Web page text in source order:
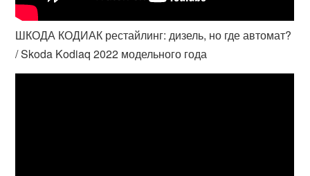
ШКОДА КОДИАК рестайлинг: дизель, но где автомат?
/ Skoda Kodiaq 2022 модельного года